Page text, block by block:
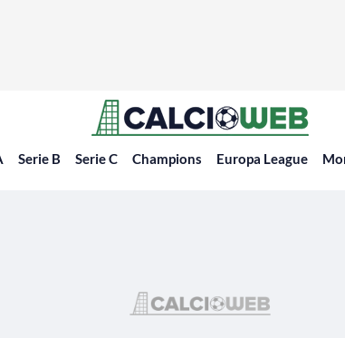
Serie B Serie C Champions Europa League